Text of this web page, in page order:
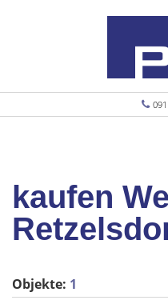
kaufen
Objekte: 1